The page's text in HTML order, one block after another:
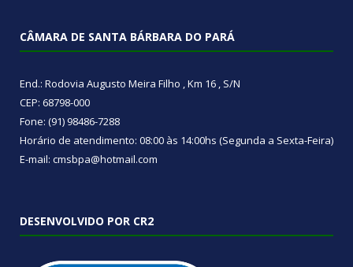
CÂMARA DE SANTA BÁRBARA DO PARÁ
End.: Rodovia Augusto Meira Filho , Km 16 , S/N
CEP: 68798-000
Fone: (91) 98486-7288
Horário de atendimento: 08:00 às 14:00hs (Segunda a Sexta-Feira)
E-mail: cmsbpa@hotmail.com
DESENVOLVIDO POR CR2